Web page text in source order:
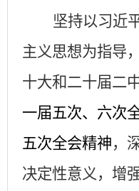
坚持以习近
主义思想为指导
十大和二十届二
一届五次、六次
五次全会精神，
决定性意义，增